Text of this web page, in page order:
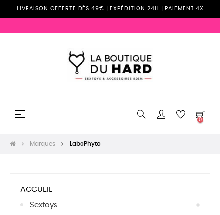
LIVRAISON OFFERTE DÈS 49€ | EXPÉDITION 24H | PAIEMENT 4X
Basculer
☰
0
Marques LaboPhyto
ACCUEIL
Sextoys